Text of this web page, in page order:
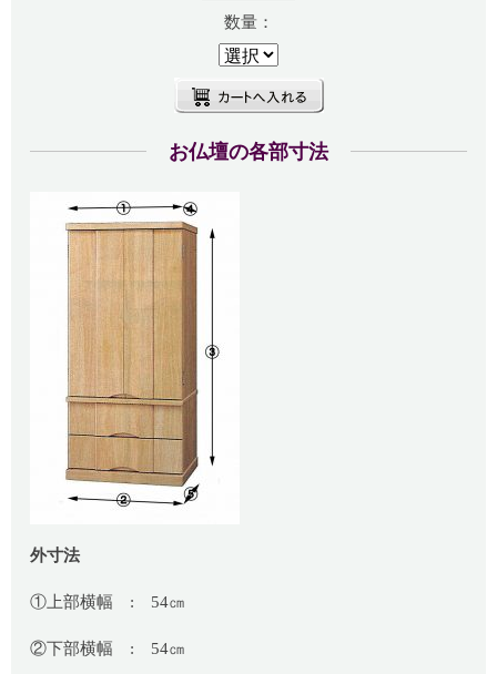
数量：
お仏壇の各部寸法
外寸法
①上部横幅 : 54㎝
②下部横幅 : 54㎝